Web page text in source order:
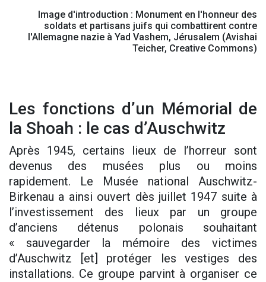
Image d'introduction : Monument en l'honneur des
soldats et partisans juifs qui combattirent contre
l'Allemagne nazie à Yad Vashem, Jérusalem (Avishai
Teicher, Creative Commons)
Les fonctions d’un Mémorial de
la Shoah : le cas d’Auschwitz
Après 1945, certains lieux de l’horreur sont
devenus des musées plus ou moins
rapidement. Le Musée national Auschwitz-
Birkenau a ainsi ouvert dès juillet 1947 suite à
l’investissement des lieux par un groupe
d’anciens détenus polonais souhaitant
« sauvegarder la mémoire des victimes
d’Auschwitz [et] protéger les vestiges des
installations. Ce groupe parvint à organiser ce